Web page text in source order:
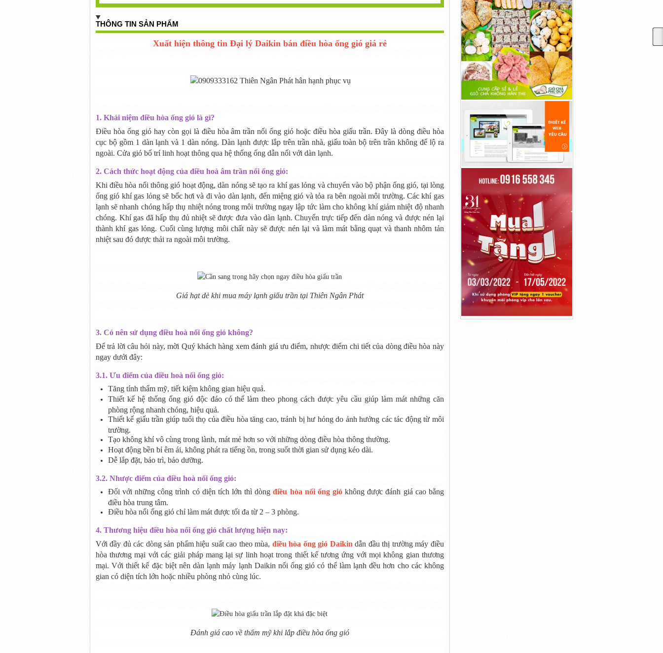
THÔNG TIN SẢN PHẨM
Xuất hiện thông tin Đại lý Daikin bán điều hòa ống giógiá rẻ
1. Khái niệm điều hòa ống gió là gì?
Điều hòa ống gió hay còn gọi là điều hòa âm trần nối ống gió hoặc điều hòa giấu trần. Đây là dòng điều hòa
cục bộ gồm 1 dàn lạnh và 1 dàn nóng. Dàn lạnh được lắp trên trần nhà, giấu toàn bộ trên trần không để lộ ra
ngoài. Cửa gió bố trí linh hoạt thông qua hệ thống ống dẫn nối với dàn lạnh.
2. Cách thức hoạt động của điều hoà âm trần nối ống gió:
Khi điều hòa nối thông gió hoạt động, dàn nóng sẽ tạo ra khí gas lỏng và chuyển vào bộ phận ống gió, tại lòng
ống gió khí gas lỏng sẽ bốc hơi và đi vào dàn lạnh, đến miệng gió và tỏa ra bên ngoài môi trường. Các khí gas
lạnh sẽ nhanh chóng hấp thụ nhiệt nóng trong môi trường ngay lập tức làm cho không khí giảm nhiệt độ nhanh
chóng. Khí gas đã hấp thụ đủ nhiệt sẽ được đưa vào dàn lạnh. Chuyển trực tiếp đến dàn nóng và được nén lại
thành khí gas lỏng. Cuối cùng lượng môi chất này sẽ được nén lại và làm mát bằng quạt và thanh nhôm tản
nhiệt sau đó được thải ra ngoài môi trường.
Giá hạt dẻ khi mua máy lạnh giấu trần tại Thiên Ngân Phát
3. Có nên sử dụng điều hoà nối ống gió không?
Để trả lời câu hỏi này, mời Quý khách hàng xem đánh giá ưu điểm, nhược điểm chi tiết của dòng điều hòa này
ngay dưới đây:
3.1. Ưu điểm của điều hoà nối ống gió:
Tăng tính thẩm mỹ, tiết kiệm không gian hiệu quả.
Thiết kế hệ thống ống gió độc đáo có thể làm theo phong cách được yêu cầu giúp làm mát những căn
phòng rộng nhanh chóng, hiệu quả.
Thiết kế giấu trần giúp tuổi thọ của điều hòa tăng cao, tránh bị hư hỏng do ảnh hưởng các tác động từ môi
trường.
Tạo không khí vô cùng trong lành, mát mẻ hơn so với những dòng điều hòa thông thường.
Hoạt động bền bỉ êm ái, không phát ra tiếng ồn, trong suốt thời gian sử dụng kéo dài.
Dễ lắp đặt, bảo trì, bảo dưỡng.
3.2. Nhược điểm của điều hoà nối ống gió:
Đối với những công trình có diện tích lớn thì dòngđiều hòa nối ống gió không được đánh giá cao bằng
điều hòa trung tâm.
Điều hòa nối ống gió chỉ làm mát được tối đa từ 2 – 3 phòng.
4. Thương hiệu điều hòa nối ống gió chất lượng hiện nay:
Với đầy đủ các dòng sản phẩm hiệu suất cao theo mùa, điều hòa ống gió Daikin dẫn đầu thị trường máy điều
hòa thương mại với các giải pháp mang lại sự linh hoạt trong thiết kế tương ứng với mọi không gian thương
mại. Với thiết kế đặc biệt nên dàn lạnh máy lạnh Daikin nối ống gió có thể làm lạnh đều hơn cho các không
gian có diện tích lớn hoặc nhiều phòng nhỏ cùng lúc.
Đánh giá cao về thẩm mỹ khi lắp điều hòa ống gió